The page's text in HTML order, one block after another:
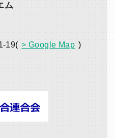
ム
19
> Google Map